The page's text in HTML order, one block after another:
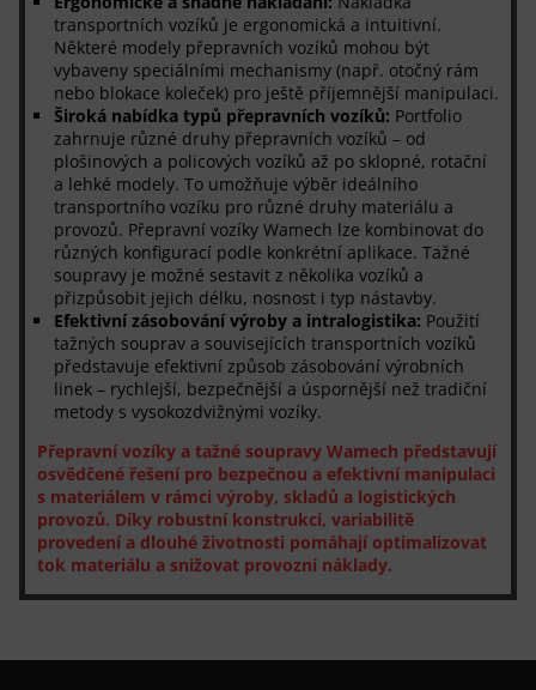
transportních vozíků je ergonomická a intuitivní.
Některé modely přepravních vozíků mohou být
vybaveny speciálními mechanismy (např. otočný rám
nebo blokace koleček) pro ještě příjemnější manipulaci.
Široká nabídka typů přepravních vozíků: Portfolio
zahrnuje různé druhy přepravních vozíků – od
plošinových a policových vozíků až po sklopné, rotační
a lehké modely. To umožňuje výběr ideálního
transportního vozíku pro různé druhy materiálu a
provozů. Přepravní vozíky Wamech lze kombinovat do
různých konfigurací podle konkrétní aplikace. Tažné
soupravy je možné sestavit z několika vozíků a
přizpůsobit jejich délku, nosnost i typ nástavby.
Efektivní zásobování výroby a intralogistika: Použití
tažných souprav a souvisejících transportních vozíků
představuje efektivní způsob zásobování výrobních
linek – rychlejší, bezpečnější a úspornější než tradiční
metody s vysokozdvižnými vozíky.
Přepravní vozíky a tažné soupravy Wamech představují
osvědčené řešení pro bezpečnou a efektivní manipulaci
s materiálem v rámci výroby, skladů a logistických
provozů. Díky robustní konstrukci, variabilitě
provedení a dlouhé životnosti pomáhají optimalizovat
tok materiálu a snižovat provozní náklady.